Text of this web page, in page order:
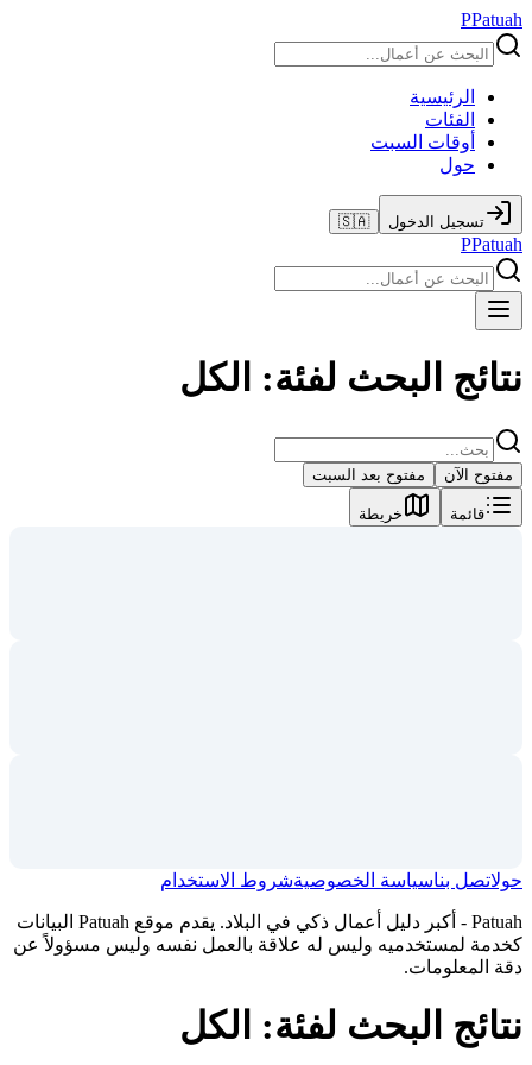
PPatuah
الرئيسية
الفئات
أوقات السبت
حول
تسجيل الدخول 🇸🇦
PPatuah
نتائج البحث لفئة: الكل
مفتوح الآن مفتوح بعد السبت
قائمة خريطة
حولاتصل بناسياسة الخصوصيةشروط الاستخدام
Patuah - أكبر دليل أعمال ذكي في البلاد. يقدم موقع Patuah البيانات
كخدمة لمستخدميه وليس له علاقة بالعمل نفسه وليس مسؤولاً عن
دقة المعلومات.
نتائج البحث لفئة: الكل